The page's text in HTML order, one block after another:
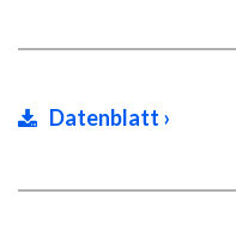
Datenblatt ›